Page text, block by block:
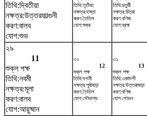
তিথি:দ্বিতীয়া
নক্ষত্র:উত্তরফাল্গুনী
করণ:বালব
যোগ:শুভ
তিথি:তৃতীয়া
নক্ষত্র:হস্তা
করণ:তৈতিল
যোগ:শুক্র
তিথি:চতুর্থী
নক্ষত্র:চিত্রা
করণ:বণিজ
যোগ:ব্রহ্ম
২৯
11
শুক্ল পক্ষ
তিথি:নবমী
নক্ষত্র:মূলা
করণ:বালব
যোগ:আয়ুষ্মান
৩০
12
শুক্ল পক্ষ
তিথি:দশমী
নক্ষত্র:পূর্বাষাঢ়া
করণ:তৈতিল
যোগ:সৌভাগ্য
৩১
13
শুক্ল পক্ষ
তিথি:একাদশী
নক্ষত্র:উত্তরাষাঢ়া
করণ:বণিজ
যোগ:শোভন